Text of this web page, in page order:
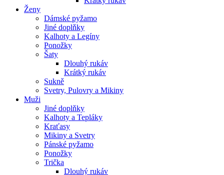
Ženy
Dámské pyžamo
Jiné doplňky
Kalhoty a Legíny
Ponožky
Šaty
Dlouhý rukáv
Krátký rukáv
Sukně
Svetry, Pulovry a Mikiny
Muži
Jiné doplňky
Kalhoty a Tepláky
Kraťasy
Mikiny a Svetry
Pánské pyžamo
Ponožky
Trička
Dlouhý rukáv